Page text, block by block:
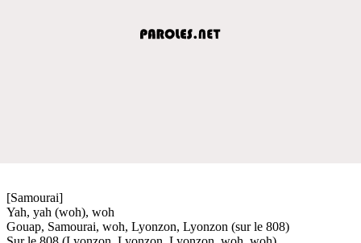
[Samourai]
Yah, yah (woh), woh
Gouap, Samourai, woh, Lyonzon, Lyonzon (sur le 808)